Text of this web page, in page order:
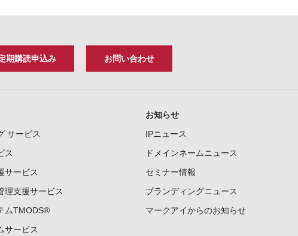
期購読申込み お問い合わせ
サービス
ス
サービス
理支援サービス
ムTMODS®
サービス
お知らせ
IPニュース
ドメインネームニュース
セミナー情報
ブランディングニュース
マークアイからのお知らせ